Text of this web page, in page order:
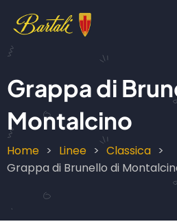
contenuto
principale
Grappa di
Montalcino
Briciole
pane
Home Linee
Classica
Grappa di Brunello di